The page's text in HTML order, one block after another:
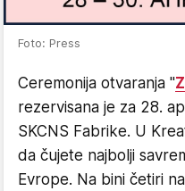
Foto: Press
Ceremonija otvaranja ''
rezervisana je za 28.
SKCNS Fabrike. U
da čujete najbolji
Evrope. Na bini četiri